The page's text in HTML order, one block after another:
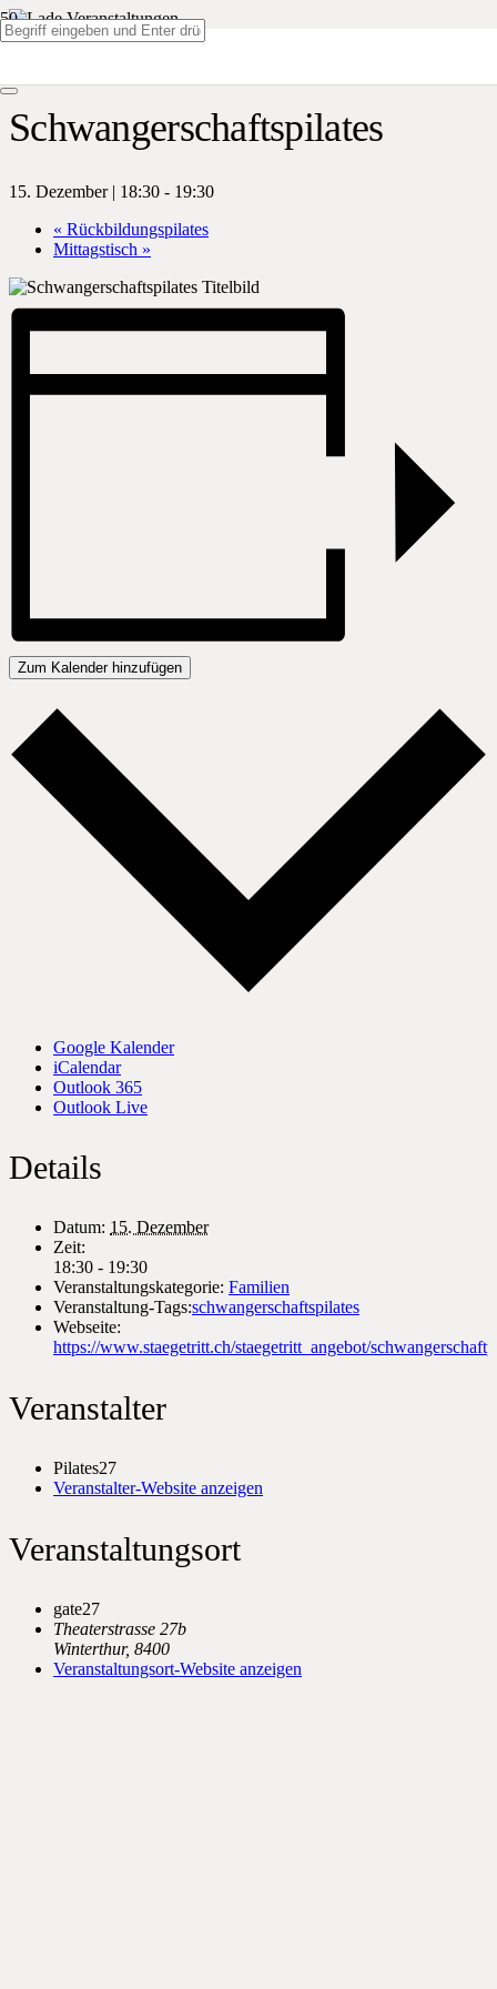
Schwangerschaftspilates
15. Dezember | 18:30 - 19:30
« Rückbildungspilates
Mittagstisch »
Zum Kalender hinzufügen
Google Kalender
iCalendar
Outlook 365
Outlook Live
Details
Datum: 15. Dezember
Zeit:
18:30 - 19:30
Veranstaltungskategorie: Familien
Veranstaltung-Tags:schwangerschaftspilates
Webseite:
https://www.staegetritt.ch/staegetritt_angebot/
Veranstalter
Pilates27
Veranstalter-Website anzeigen
Veranstaltungsort
gate27
Theaterstrasse 27b
Winterthur, 8400
Veranstaltungsort-Website anzeigen